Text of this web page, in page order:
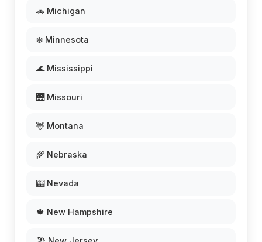
🚗 Michigan
❄️ Minnesota
🌊 Mississippi
🌉 Missouri
🦌 Montana
🌾 Nebraska
🎰 Nevada
🍁 New Hampshire